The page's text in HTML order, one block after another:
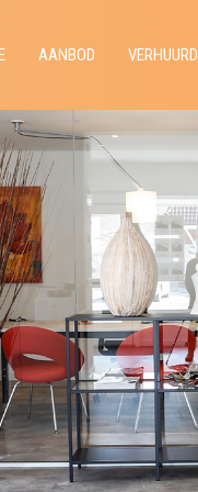
AANBOD VERHUURD